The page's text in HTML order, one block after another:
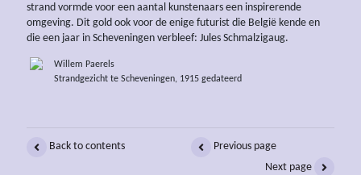
strand vormde voor een aantal kunstenaars een inspirerende
omgeving. Dit gold ook voor de enige futurist die België kende en
die een jaar in Scheveningen verbleef: Jules Schmalzigaug.
Willem Paerels
Strandgezicht te Scheveningen, 1915 gedateerd
Back to contents
Previous page
Next page